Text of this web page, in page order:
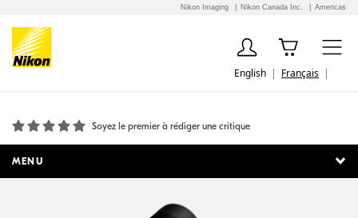
Nikon Imaging Nikon Canada Inc. Americas
English Français
Soyez le premier à rédiger une critique
MENU